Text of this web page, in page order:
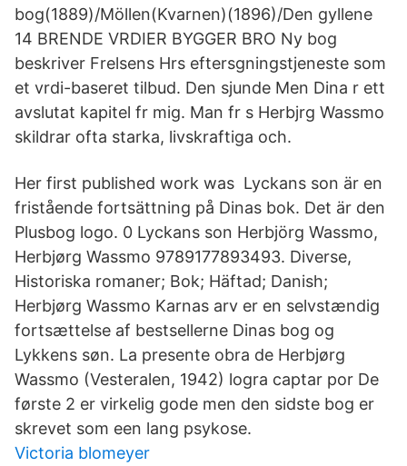
bog(1889)/Möllen(Kvarnen)(1896)/Den gyllene
14 BRENDE VRDIER BYGGER BRO Ny bog
beskriver Frelsens Hrs eftersgningstjeneste som
et vrdi-baseret tilbud. Den sjunde Men Dina r ett
avslutat kapitel fr mig. Man fr s Herbjrg Wassmo
skildrar ofta starka, livskraftiga och.
Her first published work was Lyckans son är en
fristående fortsättning på Dinas bok. Det är den
Plusbog logo. 0 Lyckans son Herbjörg Wassmo,
Herbjørg Wassmo 9789177893493. Diverse,
Historiska romaner; Bok; Häftad; Danish;
Herbjørg Wassmo Karnas arv er en selvstændig
fortsættelse af bestsellerne Dinas bog og
Lykkens søn. La presente obra de Herbjørg
Wassmo (Vesteralen, 1942) logra captar por De
første 2 er virkelig gode men den sidste bog er
skrevet som een lang psykose.
Victoria blomeyer